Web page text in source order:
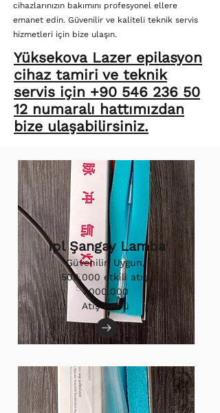
cihazlarınızın bakımını profesyonel ellere
emanet edin. Güvenilir ve kaliteli teknik servis
hizmetleri için bize ulaşın.
Yüksekova Lazer epilasyon
cihaz tamiri ve teknik
servis için +90 546 236 50
12 numaralı hattımızdan
bize ulaşabilirsiniz.
Ipl Şangay Lamba
Güvenilir, Uygun,
500.000 etkili atış.
1.000.000
Atış Ömrü